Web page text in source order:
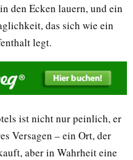
den Ecken lauern, und ein
das sich wie ein
legt.
ist nicht nur peinlich, er
Versagen – ein Ort, der
aber in Wahrheit eine